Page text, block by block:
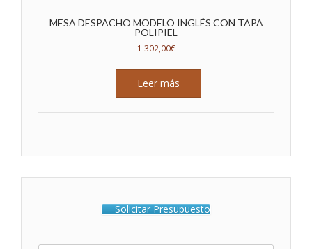
MESA DESPACHO MODELO INGLÉS CON TAPA
POLIPIEL
1.302,00€
Leer más
Solicitar Presupuesto